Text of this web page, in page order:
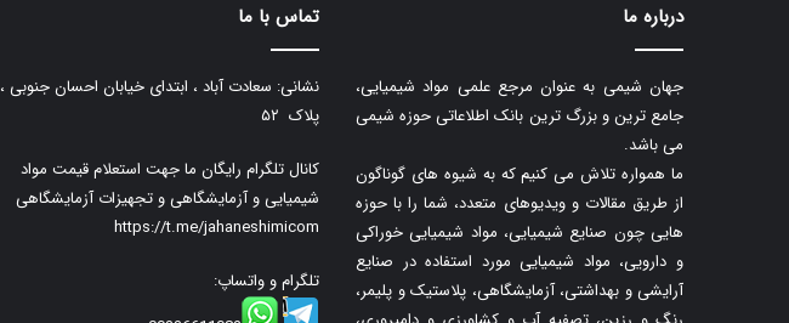
درباره ما
جهان شیمی به عنوان مرجع علمی مواد شیمیایی،
جامع ترین و بزرگ ترین بانک اطلاعاتی حوزه شیمی
می باشد.
ما همواره تلاش می کنیم که به شیوه های گوناگون
از طریق مقالات و ویدیوهای متعدد، شما را با حوزه
هایی چون صنایع شیمیایی، مواد شیمیایی خوراکی
و دارویی، مواد شیمیایی مورد استفاده در صنایع
آرایشی و بهداشتی، آزمایشگاهی، پلاستیک و پلیمر،
تماس با ما
نشانی: سعادت آباد ، ابتدای خیابان احسان جنوبی ،
پلاک ۵۲
کانال تلگرام رایگان ما جهت استعلام قیمت مواد
شیمیایی و آزمایشگاهی و تجهیزات آزمایشگاهی
https://t.me/jahaneshimicom
تلگرام و واتساپ: